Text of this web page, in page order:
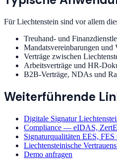
Für Liechtenstein sind vor allem
Treuhand- und
Mandatsvereinbarungen und
Verträge zwischen
Arbeitsverträge und HR-
B2B-Verträge, NDAs und
Weiterführende
Digitale Signatur
Compliance — eIDAS,
Signaturqualitäten EES, FES
Liechtensteinische
Demo anfragen